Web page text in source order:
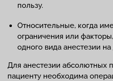
пользу.
Относительные, когда
ограничения или
одного вида анестезии на
Для анестезии абсолютных
пациенту необходима